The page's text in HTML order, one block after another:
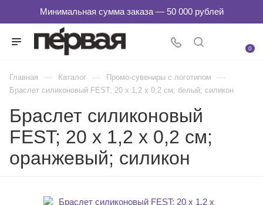
0
Главная — Каталог — Промо-сувениры с логотипом —
Браслет силиконовый FEST; 20 x 1,2 x 0,2 см; белый; силикон
Браслет силиконовый
FEST; 20 x 1,2 x 0,2 см;
оранжевый; силикон